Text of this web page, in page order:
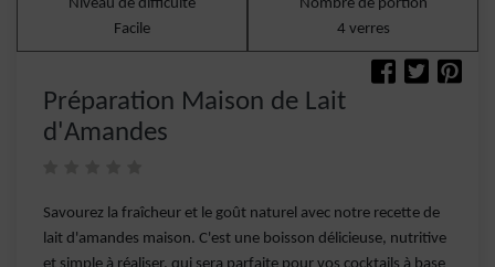
Niveau de difficulté
Facile
Nombre de portion
4 verres
Préparation Maison de Lait
d'Amandes
Savourez la fraîcheur et le goût naturel avec notre recette de
lait d'amandes maison. C'est une boisson délicieuse, nutritive